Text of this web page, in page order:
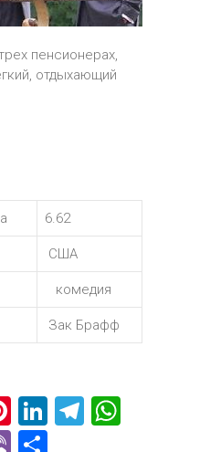
пенсионерах,
отдыхающий
6.62
США
комедия
Зак Брафф
Pi
nt
Li
T
Vi